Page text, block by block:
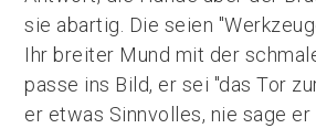
sie abartig. Die seien
Ihr breiter Mund mit der
passe ins Bild, er sei "das Tor
er etwas Sinnvolles, nie sage er